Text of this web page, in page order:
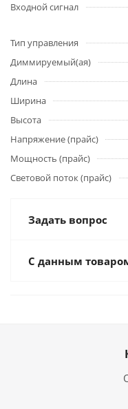
Входной сигнал
Тип управления
Диммируемый(ая)
Длина
Ширина
Высота
Напряжение (прайс)
Мощность (прайс)
Световой поток (прайс)
Задать вопрос
С данным